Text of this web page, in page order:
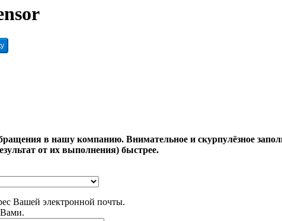
в нашу компанию. Внимательное и скурпулёзное
от их выполнения) быстрее.
Вашей электронной почты.